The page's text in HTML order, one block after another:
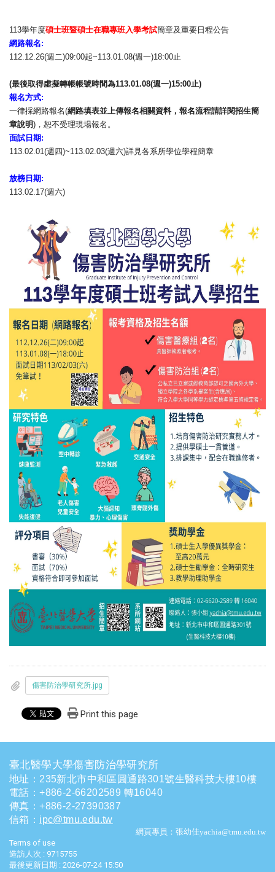
113學年度碩士班暨碩士在職專班入學考試簡章及重要日程公告
網路報名:
112.12.26(週二)09:00起~113.01.08(週一)18:00止
(最後取得虛擬轉帳帳號時間為113.01.08(週一)15:00止)
報名方式:
一律採網路報名(網路填表並上傳報名相關資料， 報名流程請詳閱招生簡
章說明)，恕不受理現場報名。
面試日期:
113.02.01(週四)~113.02.03(週六)詳見各系所學位學程簡章
放榜日期:
113.02.17(週六)
傷害防治學研究所.jpg
Print this page
臺北醫學大學傷害防治學研究所
地址：235新北市中和區圓通路301號生醫科技大樓10樓
電話 ：+886-2-66202589 轉16040
傳真：+886-2-27390387
信箱 ： ipc@tmu.edu.tw
網頁專員：張幼佳yachia@tmu.edu.tw
Terms of use
造訪人次 : 9715755
最後更新日期 : 2026-07-24 15:50